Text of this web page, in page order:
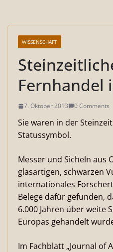
WISSENSCHAFT
Fernhandel
7. Oktober 2013 0 Comments
Sie waren in der
Statussymbol.
Messer und Sicheln aus
glasartigen, schwarzen
internationales
Belege dafür gefunden,
6.000 Jahren über weite
Europas gehandelt
Im Fachblatt „Journal of